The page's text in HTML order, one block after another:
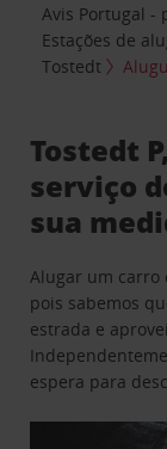
Avis Portugal -
Estações de
Tostedt
Tostedt
serviço
sua
Alugar um carro
pois sabemos
estrada e
espera para